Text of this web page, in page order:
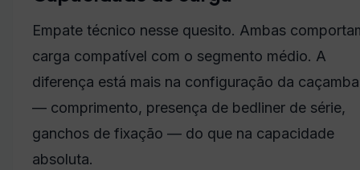
Empate técnico nesse quesito. Ambas
carga compatível com o segmento médio. A
diferença está mais na configuração da caçamba
— comprimento, presença de bedliner de série,
ganchos de fixação — do que na capacidade
absoluta.